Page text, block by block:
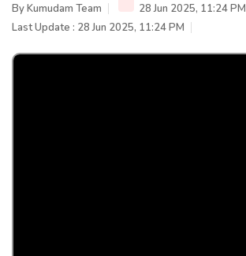
ByKumudam Team
28 Jun 2025, 11:24 PM
Last Update : 28 Jun 2025, 11:24 PM